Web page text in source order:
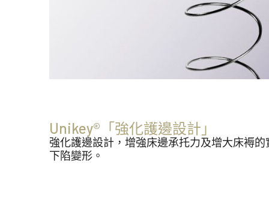
Unikey®「強化護邊設計」
強化護邊設計，增強床邊承托力及增大床褥
下陷變形。